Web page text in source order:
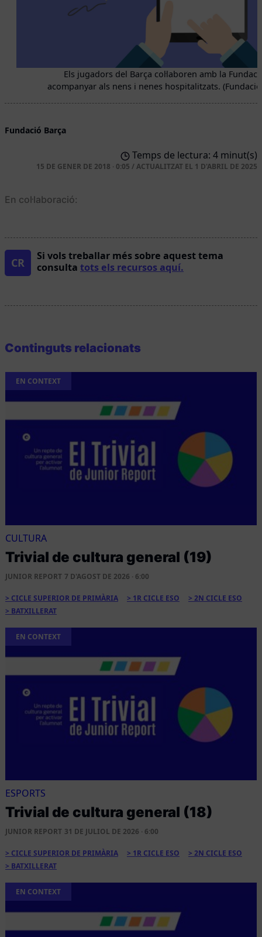
Els jugadors del Barça col·laboren amb la
acompanyar als nens i nenes hospitalitzats. (Fundació
Fundació Barça
Temps de lectura: 4 minut(s)
15 DE GENER DE 2018 · 0:05 /ACTUALITZAT EL 1 D'ABRIL DE 2025
En col·laboració:
CR
Si vols treballar més sobre aquest tema
consulta tots els recursos aquí.
Continguts relacionats
EN CONTEXT
CULTURA
Trivial de cultura general (19)
JUNIOR REPORT 7 D'AGOST DE 2026 · 6:00
CICLE SUPERIOR DE PRIMÀRIA 1R CICLE ESO
2N CICLE ESO
BATXILLERAT
EN CONTEXT
ESPORTS
Trivial de cultura general (18)
JUNIOR REPORT 31 DE JULIOL DE 2026 · 6:00
CICLE SUPERIOR DE PRIMÀRIA 1R CICLE ESO
2N CICLE ESO
BATXILLERAT
EN CONTEXT